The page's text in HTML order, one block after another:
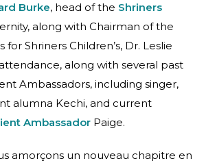
Burke, head of the Shriners
along with Chairman of the
for Shriners Children’s, Dr. Leslie
along with several past
Ambassadors, including singer,
alumna Kechi, and current
Ambassador Paige.
amorçons un nouveau chapitre en